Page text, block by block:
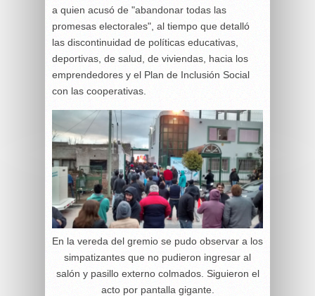
a quien acusó de "abandonar todas las
promesas electorales", al tiempo que detalló
las discontinuidad de políticas educativas,
deportivas, de salud, de viviendas, hacia los
emprendedores y el Plan de Inclusión Social
con las cooperativas.
En la vereda del gremio se pudo observar a los
simpatizantes que no pudieron ingresar al
salón y pasillo externo colmados. Siguieron el
acto por pantalla gigante.